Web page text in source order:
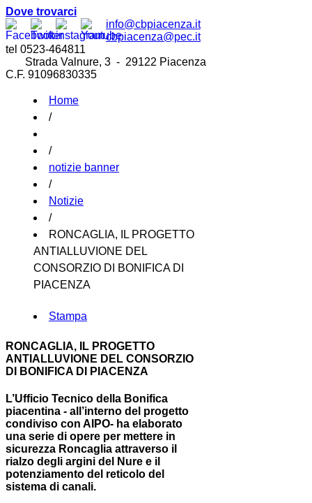
Dove trovarci
info@cbpiacenza.it
cbpiacenza@pec.it
tel 0523-464811
Strada Valnure, 3 - 29122 Piacenza
C.F. 91096830335
Home
/
/
notizie banner
/
Notizie
/
RONCAGLIA, IL PROGETTO
ANTIALLUVIONE DEL
CONSORZIO DI BONIFICA DI
PIACENZA
Stampa
RONCAGLIA, IL PROGETTO
ANTIALLUVIONE DEL CONSORZIO
DI BONIFICA DI PIACENZA
L’Ufficio Tecnico della Bonifica
piacentina - all’interno del progetto
condiviso con AIPO- ha elaborato
una serie di opere per mettere in
sicurezza Roncaglia attraverso il
rialzo degli argini del Nure e il
potenziamento del reticolo del
sistema di canali.